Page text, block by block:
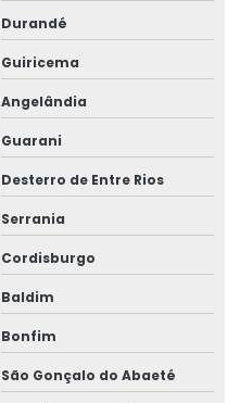
Durandé
Guiricema
Angelândia
Guarani
Desterro de Entre Rios
Serrania
Cordisburgo
Baldim
Bonfim
São Gonçalo do Abaeté